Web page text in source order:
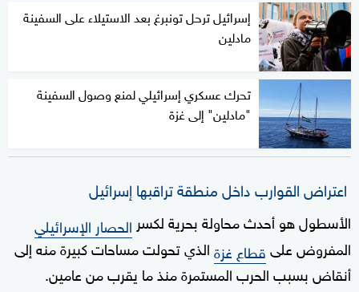
إسرائيل ترحل تونبرغ بعد الاستيلاء على السفينة
مادلين
تحرك عسكري إسرائيلي لمنع وصول السفينة
"مادلين" إلى غزة
اعتراض القوارب داخل منطقة تراقبها إسرائيل
الأسطول هو أحدث محاولة بحرية لكسر الحصار الإسرائيلي
المفروض علىقطاع غزةالذي تحولت مساحات كبيرة منه إلى
أنقاض بسبب الحرب المستمرة منذ ما يقرب من عامين.